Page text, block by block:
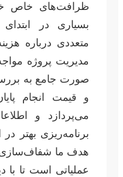
ظرافت‌های خاص
بسیاری در
متعددی درباره
مدیریت پروژه
صورت جامع به
و قیمت انجام
می‌پردازد و
برنامه‌ریزی بهتر
هدف ما شفاف‌سازی
عملیاتی است تا با